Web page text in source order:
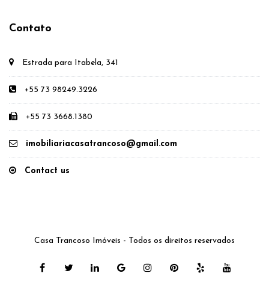
Contato
Estrada para Itabela, 341
+55 73 98249.3226
+55 73 3668.1380
imobiliariacasatrancoso@gmail.com
Contact us
Casa Trancoso Imóveis - Todos os direitos reservados